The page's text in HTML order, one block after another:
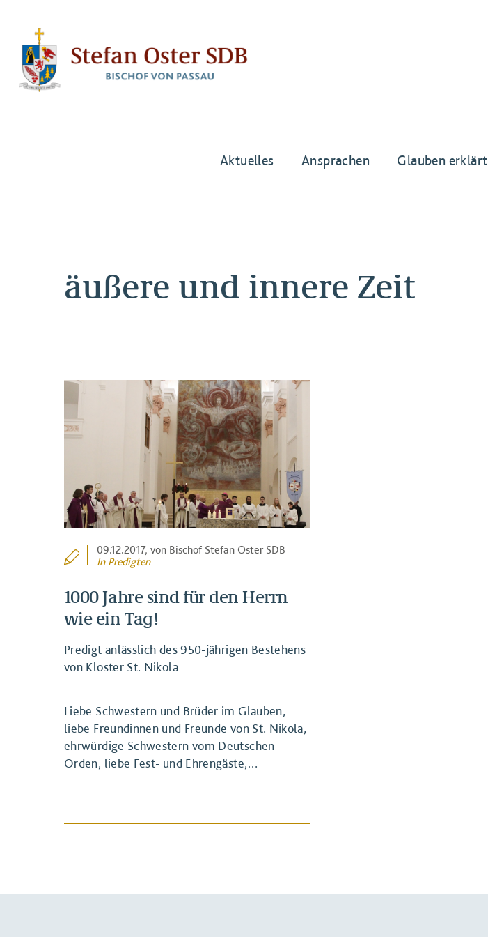
Aktuelles Ansprachen Glauben erklärt
äußere und innere Zeit
BEITRAG ANSEHEN
09.12.2017, von Bischof Stefan Oster SDB
In Predigten
1000 Jahre sind für den Herrn
wie ein Tag!
Predigt anlässlich des 950-jährigen Bestehens
von Kloster St. Nikola
Liebe Schwestern und Brüder im Glauben,
liebe Freundinnen und Freunde von St. Nikola,
ehrwürdige Schwestern vom Deutschen
Orden, liebe Fest- und Ehrengäste,…